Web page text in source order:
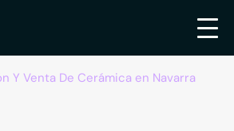
Y Venta De Cerámica en Navarra